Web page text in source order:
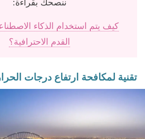
ننصحك بقراءة:
كيف يتم استخدام الذكاء
القدم الاحترافية؟
تقنية لمكافحة ارتفاع درجات